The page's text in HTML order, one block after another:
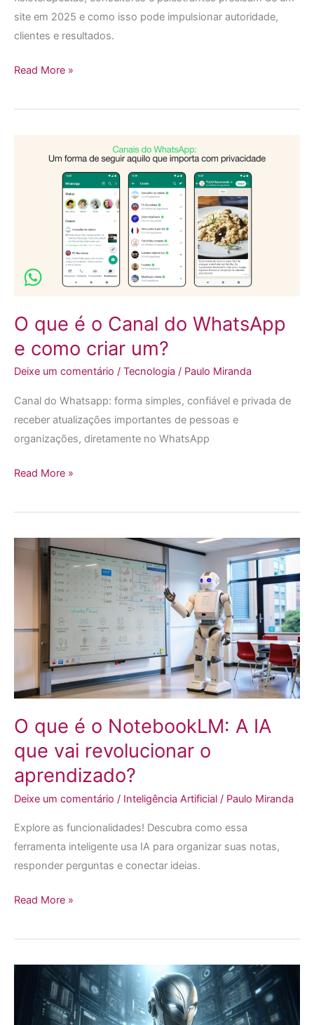
site em 2025 e como isso pode impulsionar autoridade,
clientes e resultados.
Read More »
O que é o Canal do WhatsApp
e como criar um?
Deixe um comentário / Tecnologia / Paulo Miranda
Canal do Whatsapp: forma simples, confiável e privada de
receber atualizações importantes de pessoas e
organizações, diretamente no WhatsApp
criar
um?
Read More »
O que é o NotebookLM: A IA
que vai revolucionar o
aprendizado?
Deixe um comentário / Inteligência Artificial / Paulo Miranda
Explore as funcionalidades! Descubra como essa
ferramenta inteligente usa IA para organizar suas notas,
responder perguntas e conectar ideias.
O
que
NotebookLM:
que
vai
revolucionar
o
aprendizado?
Read More »
O